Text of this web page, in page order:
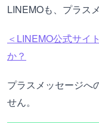
LINEMOも、プラス
＜LINEMO公式サイ
か？
プラスメッセージへ
せん。